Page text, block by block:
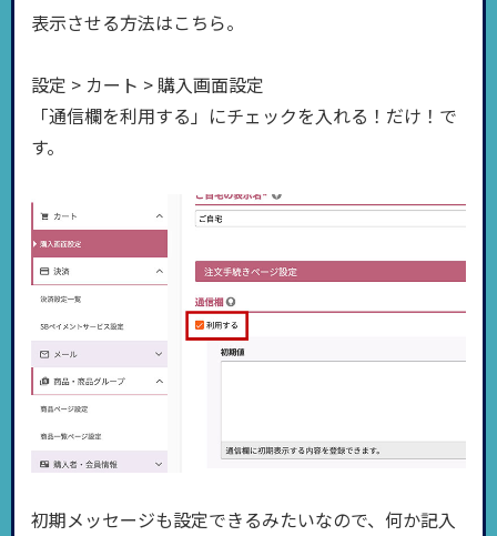
表示させる方法はこちら。
設定 > カート > 購入画面設定
「通信欄を利用する」にチェックを入れる！だけ！で
す。
初期メッセージも設定できるみたいなので、何か記入